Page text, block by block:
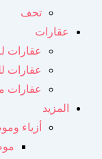
تحف
عقارات
عقارات
عقارات
عقارات
المزيد
أزياء